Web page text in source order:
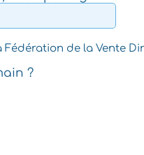
Fédération de la Vente
?